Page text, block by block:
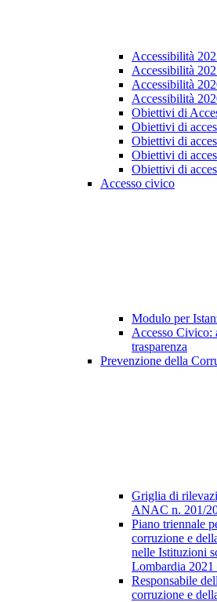
Accessibilità
Accessibilità
Accessibilità
Accessibilità
Obiettivi di
Obiettivi di
Obiettivi di
Obiettivi di
Obiettivi di
Accesso civico
Modulo per
Accesso Civico:
trasparenza
Prevenzione della
Griglia di
ANAC n. 201/
Piano triennale
corruzione e
nelle Istituzioni
Lombardia 2021
Responsabile
corruzione e